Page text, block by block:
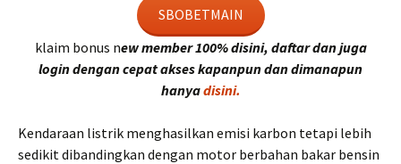
SBOBETMAIN
klaim bonus new member 100% disini, daftar dan juga
login dengan cepat akses kapanpun dan dimanapun
hanyadisini.
Kendaraan listrik menghasilkan emisi karbon tetapi lebih
sedikit dibandingkan dengan motor berbahan bakar bensin